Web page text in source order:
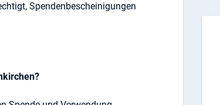
Spendenbescheinigungen